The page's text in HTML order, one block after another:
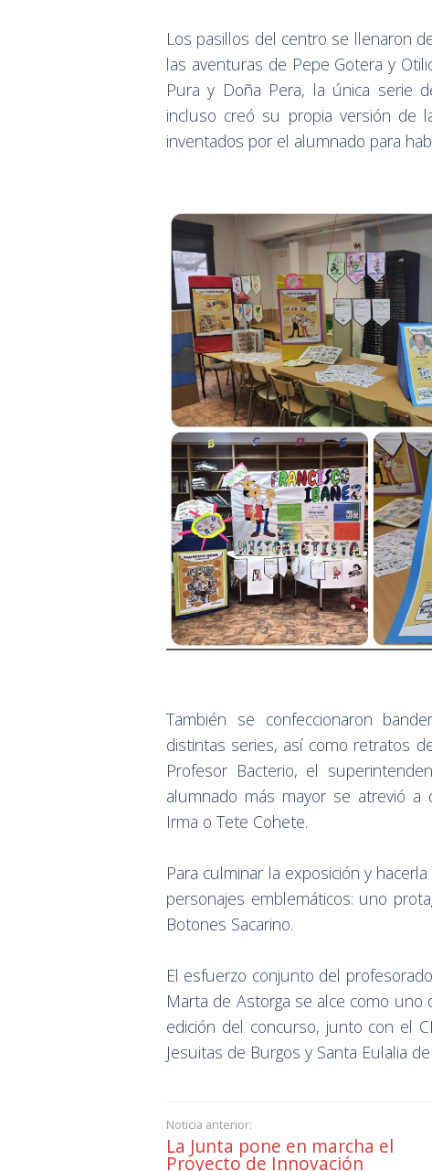
Los pasillos del centro se llenaron
las aventuras de Pepe Gotera y
Pura y Doña Pera, la única serie
incluso creó su propia versión de
inventados por el alumnado para
También se confeccionaron
distintas series, así como retratos
Profesor Bacterio, el
alumnado más mayor se atrevió
Irma o Tete Cohete.
Para culminar la exposición y
personajes emblemáticos: uno
Botones Sacarino.
El esfuerzo conjunto del
Marta de Astorga se alce como
edición del concurso, junto con el
Jesuitas de Burgos y Santa Eulalia
Noticia anterior:
La Junta pone en marcha el
Proyecto de Innovación